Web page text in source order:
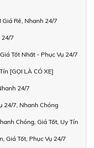
Giá Rẻ, Nhanh 24/7
24/7
Tốt Nhất - Phục Vụ 24/7
[GỌI LÀ CÓ XE]
24/7
24/7, Nhanh Chóng
Chóng, Giá Tốt, Uy Tín
Giá Tốt, Phục Vụ 24/7